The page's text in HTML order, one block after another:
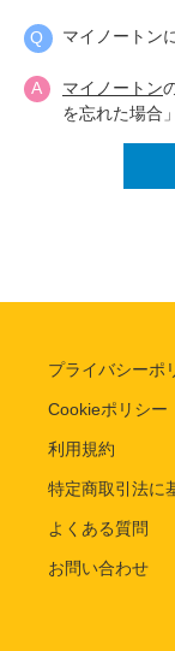
マイノートン
マイノートン
を忘れた場合
プライバシーポ
Cookieポリシー
利用規約
特定商取引法に
よくある質問
お問い合わせ